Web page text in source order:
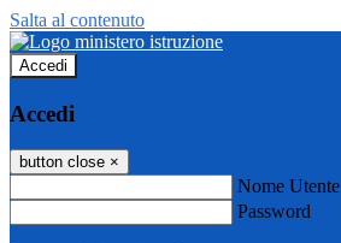
Salta al contenuto
Accedi
Accedi
button close ×
Nome Utente
Password